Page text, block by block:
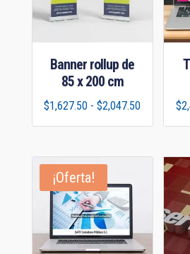
Banner rollup de
85 x 200 cm
$1,627.50 - $2,047.50
de
desde
$1,627.50
$2,047.50
$
¡Oferta!